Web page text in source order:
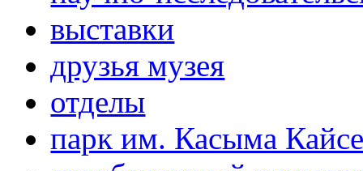
выставки
друзья музея
отделы
парк им. Касыма